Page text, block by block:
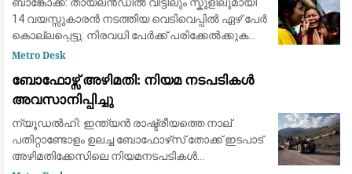
14 വയസ്സുകാരൻ നടത്തിയ വെടിവെപ്പിൽ ഏഴ് പേർ
കൊല്ലപ്പെട്ടു. നിരവധി പേർക്ക് പരിക്കേൽക്കുകയും
ചെയ്തു. വെള്ളിയാഴ്ച രാവിലെ ബാങ്കോക്കിന്
Metro Desk
ബോഫോഴ്സ് അഴിമതി: നിയമ നടപടികൾ
അവസാനിപ്പിച്ചു
ന്യൂഡൽഹി: ഇന്ത്യൻ രാഷ്ട്രീയത്തെ നാല്
പതിറ്റാണ്ടോളം ഉലച്ച ബോഫോഴ്‌സ് തോക്ക് ഇടപാട്
അഴിമതിക്കേസിലെ നിയമനടപടികൾ